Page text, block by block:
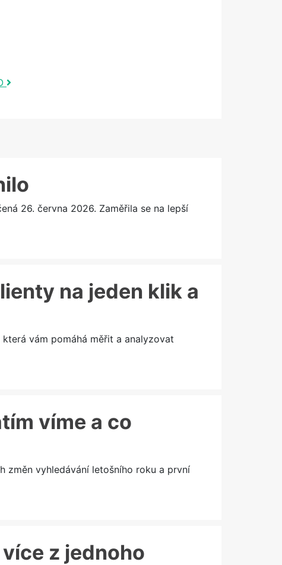
26. června 2026. Zaměřila se na lepší
na jeden klik a
vám pomáhá měřit a analyzovat
víme a co
změn vyhledávání letošního roku a první
z jednoho